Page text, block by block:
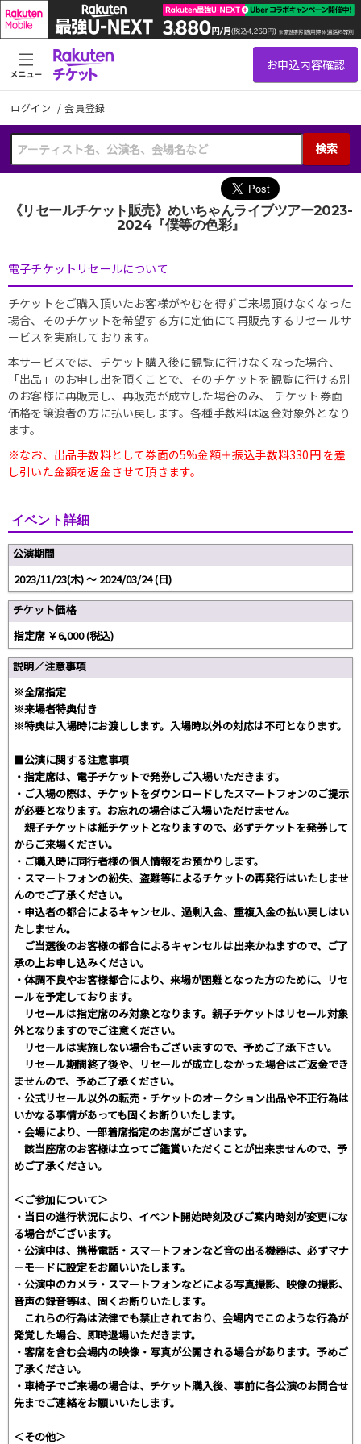
ログイン /会員登録
検索
メニュー
《リセールチケット販売》めいちゃんライブツアー2023-
2024『僕等の色彩』
電子チケットリセールについて
チケットをご購入頂いたお客様がやむを得ずご来場頂けなくなった
場合、そのチケットを希望する方に定価にて再販売するリセールサ
ービスを実施しております。
本サービスでは、チケット購入後に観覧に行けなくなった場合、
「出品」のお申し出を頂くことで、そのチケットを観覧に行ける別
のお客様に再販売し、再販売が成立した場合のみ、 チケット券面
価格を譲渡者の方に払い戻します。各種手数料は返金対象外となり
ます。
※なお、出品手数料として券面の5%金額＋振込手数料330円 を差
し引いた金額を返金させて頂きます。
イベント詳細
公演期間
2023/11/23(木) 〜 2024/03/24 (日)
チケット価格
指定席 ￥6,000 (税込)
説明／注意事項
※全席指定
※来場者特典付き
※特典は入場時にお渡しします。入場時以外の対応は不可となります。
■公演に関する注意事項
・指定席は、電子チケットで発券しご入場いただきます。
・ご入場の際は、チケットをダウンロードしたスマートフォンのご提示
が必要となります。お忘れの場合はご入場いただけません。
親子チケットは紙チケットとなりますので、必ずチケットを発券して
からご来場ください。
・ご購入時に同行者様の個人情報をお預かりします。
・スマートフォンの紛失、盗難等によるチケットの再発行はいたしませ
んのでご了承ください。
・申込者の都合によるキャンセル、過剰入金、重複入金の払い戻しはい
たしません。
ご当選後のお客様の都合によるキャンセルは出来かねますので、ご了
承の上お申し込みください。
・体調不良やお客様都合により、来場が困難となった方のために、リセ
ールを予定しております。
リセールは指定席のみ対象となります。親子チケットはリセール対象
外となりますのでご注意ください。
リセールは実施しない場合もございますので、予めご了承下さい。
リセール期間終了後や、リセールが成立しなかった場合はご返金でき
ませんので、予めご了承ください。
・公式リセール以外の転売・チケットのオークション出品や不正行為は
いかなる事情があっても固くお断りいたします。
・会場により、一部着席指定のお席がございます。
該当座席のお客様は立ってご鑑賞いただくことが出来ませんので、予
めご了承ください。
＜ご参加について＞
・当日の進行状況により、イベント開始時刻及びご案内時刻が変更にな
る場合がございます。
・公演中は、携帯電話・スマートフォンなど音の出る機器は、必ずマナ
ーモードに設定をお願いいたします。
・公演中のカメラ・スマートフォンなどによる写真撮影、映像の撮影、
音声の録音等は、固くお断りいたします。
これらの行為は法律でも禁止されており、会場内でこのような行為が
発覚した場合、即時退場いただきます。
・客席を含む会場内の映像・写真が公開される場合があります。予めご
了承ください。
・車椅子でご来場の場合は、チケット購入後、事前に各公演のお問合せ
先までご連絡をお願いいたします。
＜その他＞